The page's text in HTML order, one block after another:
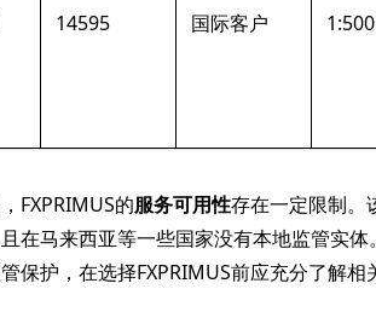
14595 国际客户 1:500
FXPRIMUS的服务可用性存在一定限制。
在马来西亚等一些国家没有本地监管实
保护，在选择FXPRIMUS前应充分了解相